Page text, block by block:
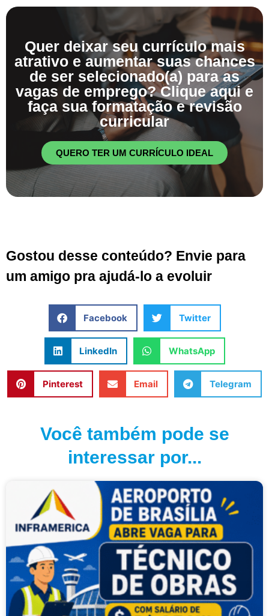
Quer deixar seu currículo mais
atrativo e aumentar suas chances
de ser selecionado(a) para as
vagas de emprego? Clique aqui e
faça sua formatação e revisão
curricular
QUERO TER UM CURRÍCULO IDEAL
Gostou desse conteúdo? Envie para
um amigo pra ajudá-lo a evoluir
Facebook Twitter
LinkedIn WhatsApp
Pinterest Email Telegram
Você também pode se
interessar por...